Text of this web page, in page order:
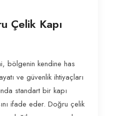
Çelik Kapı
bölgenin kendine has
ve güvenlik ihtiyaçları
standart bir kapı
ifade eder. Doğru çelik